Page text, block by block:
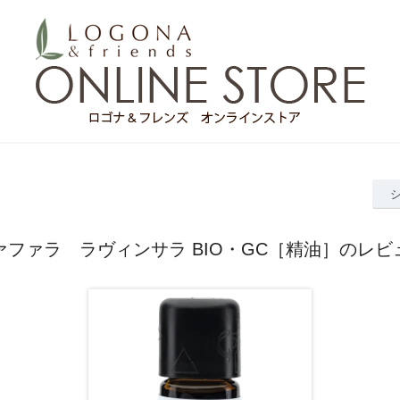
ファラ ラヴィンサラ BIO・GC［精油］のレビ